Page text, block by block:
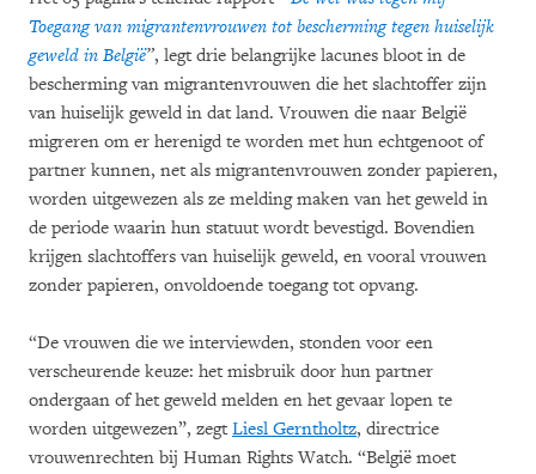
Toegang van migrantenvrouwen tot bescherming tegen huiselijk
geweld in België”, legt drie belangrijke lacunes bloot in de
bescherming van migrantenvrouwen die het slachtoffer zijn
van huiselijk geweld in dat land. Vrouwen die naar België
migreren om er herenigd te worden met hun echtgenoot of
partner kunnen, net als migrantenvrouwen zonder papieren,
worden uitgewezen als ze melding maken van het geweld in
de periode waarin hun statuut wordt bevestigd. Bovendien
krijgen slachtoffers van huiselijk geweld, en vooral vrouwen
zonder papieren, onvoldoende toegang tot opvang.
“De vrouwen die we interviewden, stonden voor een
verscheurende keuze: het misbruik door hun partner
ondergaan of het geweld melden en het gevaar lopen te
worden uitgewezen”, zegt Liesl Gerntholtz, directrice
vrouwenrechten bij Human Rights Watch. “België moet